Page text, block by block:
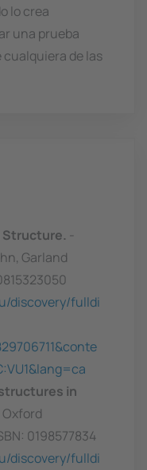
lo crea
una prueba
cualquiera de las
Garland
discovery/fulldi
in
Oxford
0198577834
discovery/fulldi